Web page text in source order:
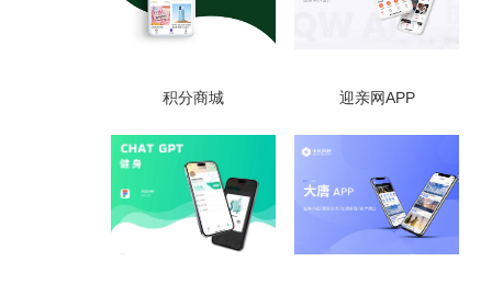
积分商城 迎亲网APP